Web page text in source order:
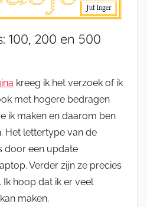
100, 200 en 500
kreeg ik het verzoek of ik
met hogere bedragen
ik maken en daarom ben
Het lettertype van de
door een update
Verder zijn ze precies
hoop dat ik er veel
maken.